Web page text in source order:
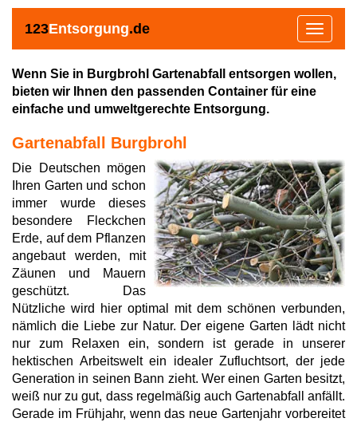
123Entsorgung.de
Toggle
Wenn Sie in Burgbrohl Gartenabfall entsorgen wollen,
bieten wir Ihnen den passenden Container für eine
einfache und umweltgerechte Entsorgung.
Gartenabfall Burgbrohl
Die Deutschen mögen
Ihren Garten und schon
immer wurde dieses
besondere Fleckchen
Erde, auf dem Pflanzen
angebaut werden, mit
Zäunen und Mauern
geschützt. Das
Nützliche wird hier optimal mit dem schönen verbunden,
nämlich die Liebe zur Natur. Der eigene Garten lädt nicht
nur zum Relaxen ein, sondern ist gerade in unserer
hektischen Arbeitswelt ein idealer Zufluchtsort, der jede
Generation in seinen Bann zieht. Wer einen Garten besitzt,
weiß nur zu gut, dass regelmäßig auch Gartenabfall anfällt.
Gerade im Frühjahr, wenn das neue Gartenjahr vorbereitet